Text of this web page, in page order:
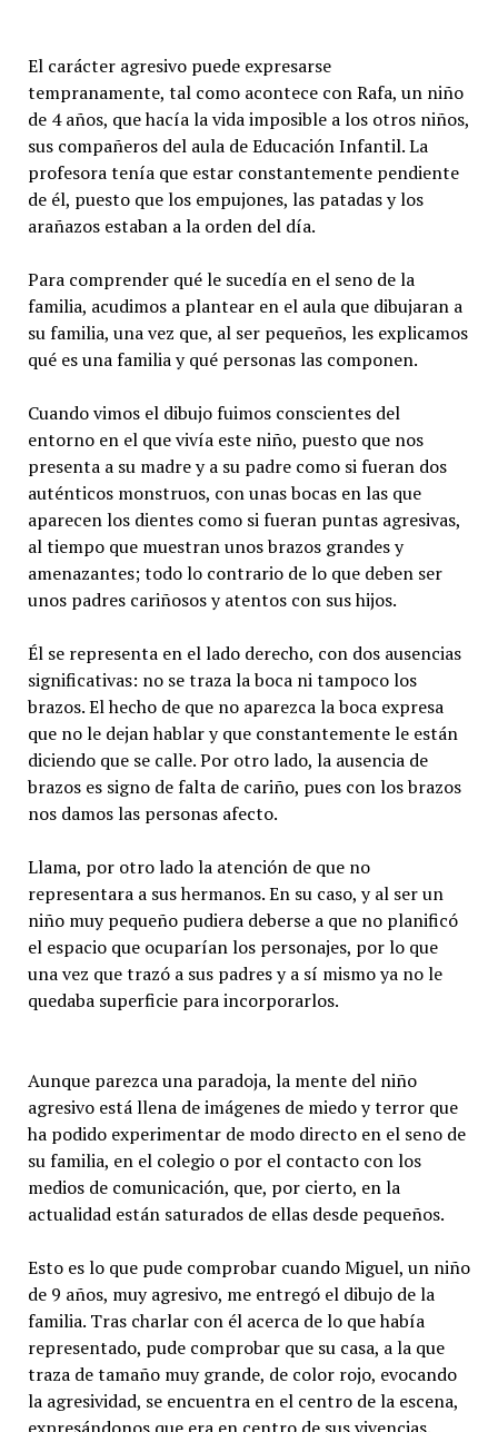
El carácter agresivo puede expresarse
tempranamente, tal como acontece con Rafa, un niño
de 4 años, que hacía la vida imposible a los otros niños,
sus compañeros del aula de Educación Infantil. La
profesora tenía que estar constantemente pendiente
de él, puesto que los empujones, las patadas y los
arañazos estaban a la orden del día.
Para comprender qué le sucedía en el seno de la
familia, acudimos a plantear en el aula que dibujaran a
su familia, una vez que, al ser pequeños, les explicamos
qué es una familia y qué personas las componen.
Cuando vimos el dibujo fuimos conscientes del
entorno en el que vivía este niño, puesto que nos
presenta a su madre y a su padre como si fueran dos
auténticos monstruos, con unas bocas en las que
aparecen los dientes como si fueran puntas agresivas,
al tiempo que muestran unos brazos grandes y
amenazantes; todo lo contrario de lo que deben ser
unos padres cariñosos y atentos con sus hijos.
Él se representa en el lado derecho, con dos ausencias
significativas: no se traza la boca ni tampoco los
brazos. El hecho de que no aparezca la boca expresa
que no le dejan hablar y que constantemente le están
diciendo que se calle. Por otro lado, la ausencia de
brazos es signo de falta de cariño, pues con los brazos
nos damos las personas afecto.
Llama, por otro lado la atención de que no
representara a sus hermanos. En su caso, y al ser un
niño muy pequeño pudiera deberse a que no planificó
el espacio que ocuparían los personajes, por lo que
una vez que trazó a sus padres y a sí mismo ya no le
quedaba superficie para incorporarlos.
Aunque parezca una paradoja, la mente del niño
agresivo está llena de imágenes de miedo y terror que
ha podido experimentar de modo directo en el seno de
su familia, en el colegio o por el contacto con los
medios de comunicación, que, por cierto, en la
actualidad están saturados de ellas desde pequeños.
Esto es lo que pude comprobar cuando Miguel, un niño
de 9 años, muy agresivo, me entregó el dibujo de la
familia. Tras charlar con él acerca de lo que había
representado, pude comprobar que su casa, a la que
traza de tamaño muy grande, de color rojo, evocando
la agresividad, se encuentra en el centro de la escena,